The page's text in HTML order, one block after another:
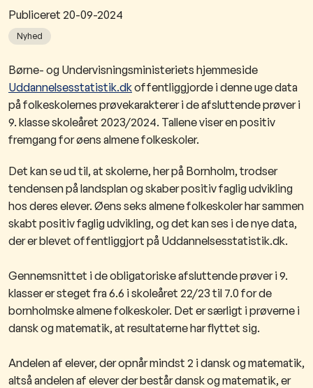
Publiceret 20-09-2024
Nyhed
​Børne- og Undervisningsministeriets hjemmeside
Uddannelsesstatistik.dk​offentliggjorde i denne uge data
på folkeskolernes prøvekarakterer i de afsluttende prøver i
9. klasse skoleåret 2023/2024. Tallene viser en positiv
fremgang for øens almene folkeskoler.
Det kan se ud til, at skolerne, her på Bornholm, trodser
tendensen på landsplan og skaber positiv faglig udvikling
hos deres elever. Øens seks almene folkeskoler har sammen
skabt positiv faglig udvikling, og det kan ses i de nye data,
der er blevet offentliggjort på Uddannelsesstatistik.dk.
Gennemsnittet i de obligatoriske afsluttende prøver i 9.
klasser er steget fra 6.6 i skoleåret 22/23 til 7.0 for de
bornholmske almene folkeskoler. Det er særligt i prøverne i
dansk og matematik, at resultaterne har flyttet sig.
Andelen af elever, der opnår mindst 2 i dansk og matematik,
altså andelen af elever der består dansk og matematik, er